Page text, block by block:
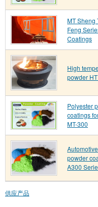
MT Sheng
Feng
Coatings
High
powder
Polyester
coatings
MT-300
powder
A300
供应产品